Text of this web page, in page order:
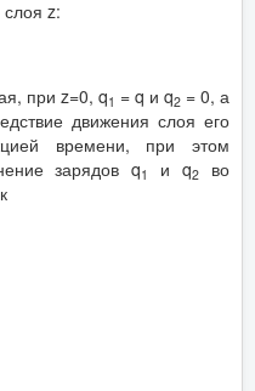
слоя z:
при z=0, q1 = q и q2 = 0, а
движения слоя его
времени, при этом
зарядов q1 и q2
во